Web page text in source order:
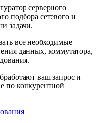
серверного
подбора сетевого и
задачи.
все необходимые
данных, коммутатора,
ваш запрос и
по конкурентной